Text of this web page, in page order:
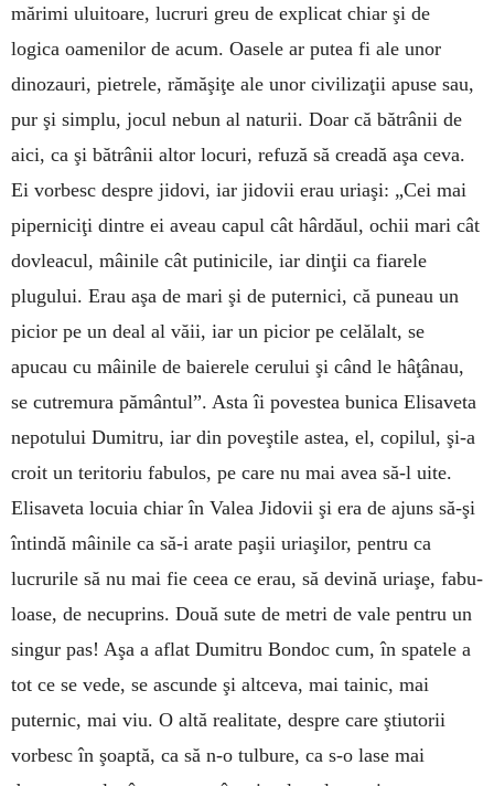
mărimi uluitoare, lucruri greu de explicat chiar şi de
logica oa­menilor de acum. Oasele ar putea fi ale unor
dino­zauri, pietrele, rămă­şiţe ale unor civilizaţii apuse sau,
pur şi simplu, jocul nebun al naturii. Doar că bătrânii de
aici, ca şi bătrânii altor locuri, refuză să creadă aşa ceva.
Ei vorbesc des­pre jidovi, iar jidovii erau uriaşi: „Cei mai
piperniciţi dintre ei aveau capul cât hârdăul, ochii mari cât
dovleacul, mâinile cât putinicile, iar dinţii ca fiarele
plugului. Erau aşa de mari şi de puternici, că puneau un
picior pe un deal al văii, iar un picior pe celălalt, se
apucau cu mâinile de baierele cerului şi când le hâţânau,
se cutremura pământul”. Asta îi povestea bunica Elisaveta
nepotului Dumitru, iar din poveştile astea, el, copilul, şi-a
croit un teritoriu fabulos, pe care nu mai avea să-l uite.
Elisaveta locuia chiar în Valea Jidovii şi era de ajuns să-şi
întindă mâinile ca să-i arate paşii uria­şi­lor, pentru ca
lucru­rile să nu mai fie ceea ce erau, să de­vină uriaşe, fabu­
loa­se, de necuprins. Do­uă sute de metri de vale pentru un
sin­gur pas! Aşa a aflat Du­mitru Bondoc cum, în spa­tele a
tot ce se vede, se as­cunde şi altceva, mai tainic, mai
puternic, mai viu. O altă realitate, despre care ştiu­torii
vorbesc în şoaptă, ca să n-o tulbure, ca s-o lase mai